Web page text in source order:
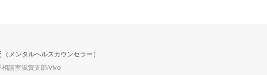
（メンタルヘルスカウンセラー）
相談室滋賀支部/vivo